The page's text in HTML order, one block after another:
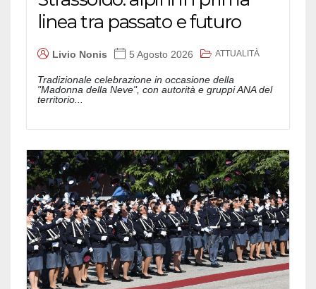
linea tra passato e futuro
Livio Nonis 5 Agosto 2026 ATTUALITÀ
Tradizionale celebrazione in occasione della
"Madonna della Neve", con autorità e gruppi ANA del
territorio...